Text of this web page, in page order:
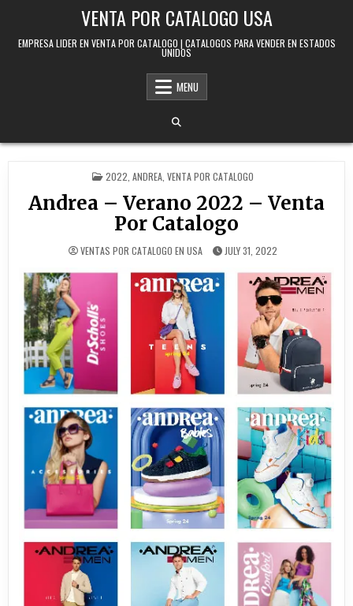
VENTA POR CATALOGO USA
EMPRESA LIDER EN VENTA POR CATALOGO | CATALOGOS PARA VENDER EN ESTADOS
UNIDOS
MENU
POSTED IN
2022 ANDREA, VENTA POR CATALOGO
Andrea – Verano 2022 – Venta
Por Catalogo
VENTAS POR CATALOGO EN USA JULY 31, 2022